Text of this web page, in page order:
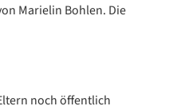
Marielin Bohlen. Die
noch öffentlich